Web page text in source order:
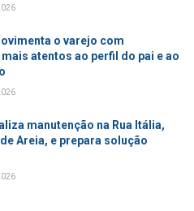
o varejo com
atentos ao perfil do pai e ao
manutenção na Rua Itália,
Areia, e prepara solução